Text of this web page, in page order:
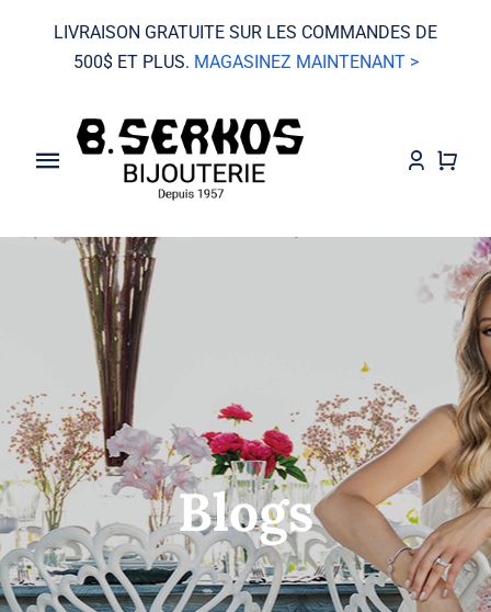
LIVRAISON GRATUITE SUR LES COMMANDES DE
500$ ET PLUS. MAGASINEZ MAINTENANT >
Toggle
Navigation
Grand Seiko
Bijoux
Mariage
Shop
Blog
Blogs